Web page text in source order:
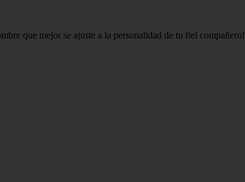
que mejor se ajuste a la personalidad de tu fiel compañero!